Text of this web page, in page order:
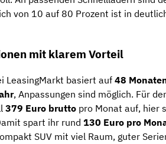
von 10 auf 80 Prozent ist in
mit klarem Vorteil
LeasingMarkt basiert auf48
, Anpassungen sind möglich. Für
379 Euro brutto pro Monat auf, hier
spart ihr rund 130 Euro pro
SUV mit viel Raum, guter